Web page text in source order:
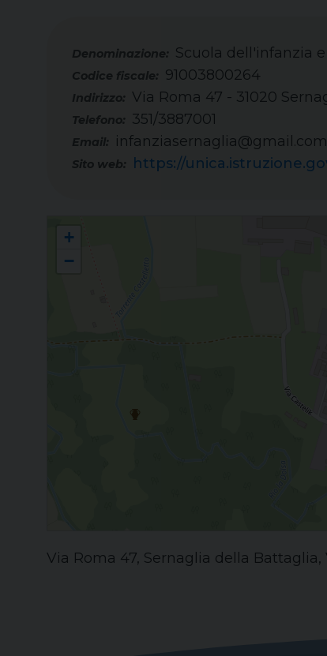
Scuola dell'infanzia
Codice fiscale: 91003800264
Telefono: 351/3887001
Email: infanziasernaglia@gmail.com
Sito web: https://
Indirizzo: Via Roma 47 - 31020
+
−
Via Roma 47, Sernaglia della Battaglia,